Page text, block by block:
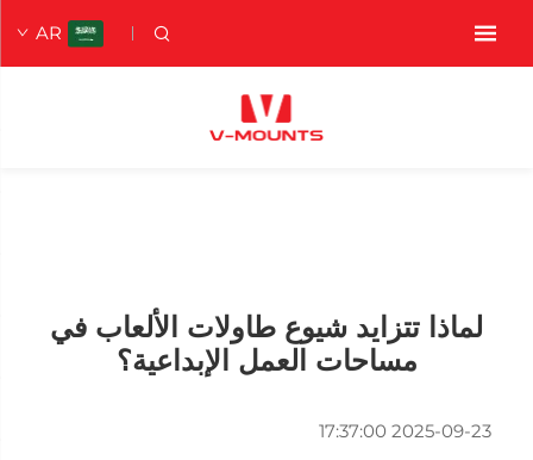
AR
لماذا تتزايد شيوع طاولات الألعاب في
مساحات العمل الإبداعية؟
2025-09-23 17:37:00